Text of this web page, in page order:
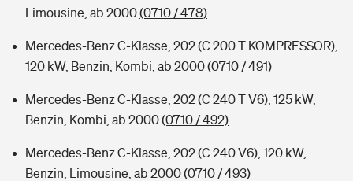
Limousine, ab 2000(0710 / 478)
Mercedes-Benz C-Klasse, 202 (C 200 T KOMPRESSOR),
120 kW, Benzin, Kombi, ab 2000(0710 / 491)
Mercedes-Benz C-Klasse, 202 (C 240 T V6), 125 kW,
Benzin, Kombi, ab 2000(0710 / 492)
Mercedes-Benz C-Klasse, 202 (C 240 V6), 120 kW,
Benzin, Limousine, ab 2000(0710 / 493)